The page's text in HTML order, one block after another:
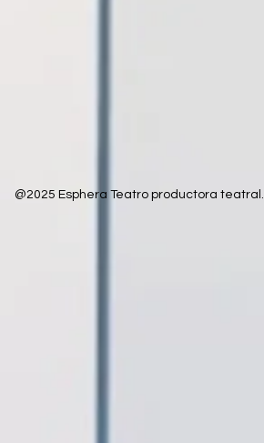
@2025 Esphera Teatro productora teatral.